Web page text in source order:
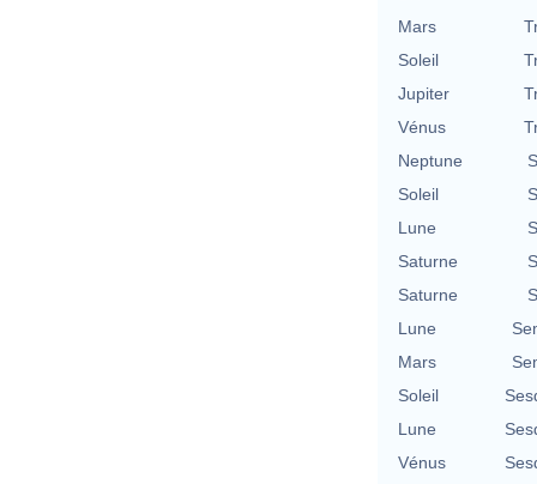
Mars
Soleil
Jupiter
Vénus
Neptune
Soleil
Lune
Saturne
Saturne
Lune
Mars
Soleil
Lune
Vénus